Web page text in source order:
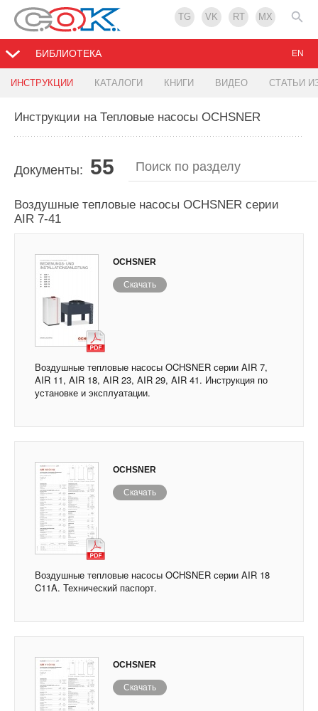
TG VK RT MX
БИБЛИОТЕКА
ИНСТРУКЦИИ КАТАЛОГИ КНИГИ ВИДЕО СТАТЬИ
EN
Инструкции на Тепловые насосы OCHSNER
Документы: 55
Воздушные тепловые насосы OCHSNER серии
AIR 7-41
OCHSNER
Скачать
Воздушные тепловые насосы OCHSNER серии AIR 7,
AIR 11, AIR 18, AIR 23, AIR 29, AIR 41. Инструкция по
установке и эксплуатации.
OCHSNER
Скачать
Воздушные тепловые насосы OCHSNER серии AIR 18
C11A. Технический паспорт.
OCHSNER
Скачать